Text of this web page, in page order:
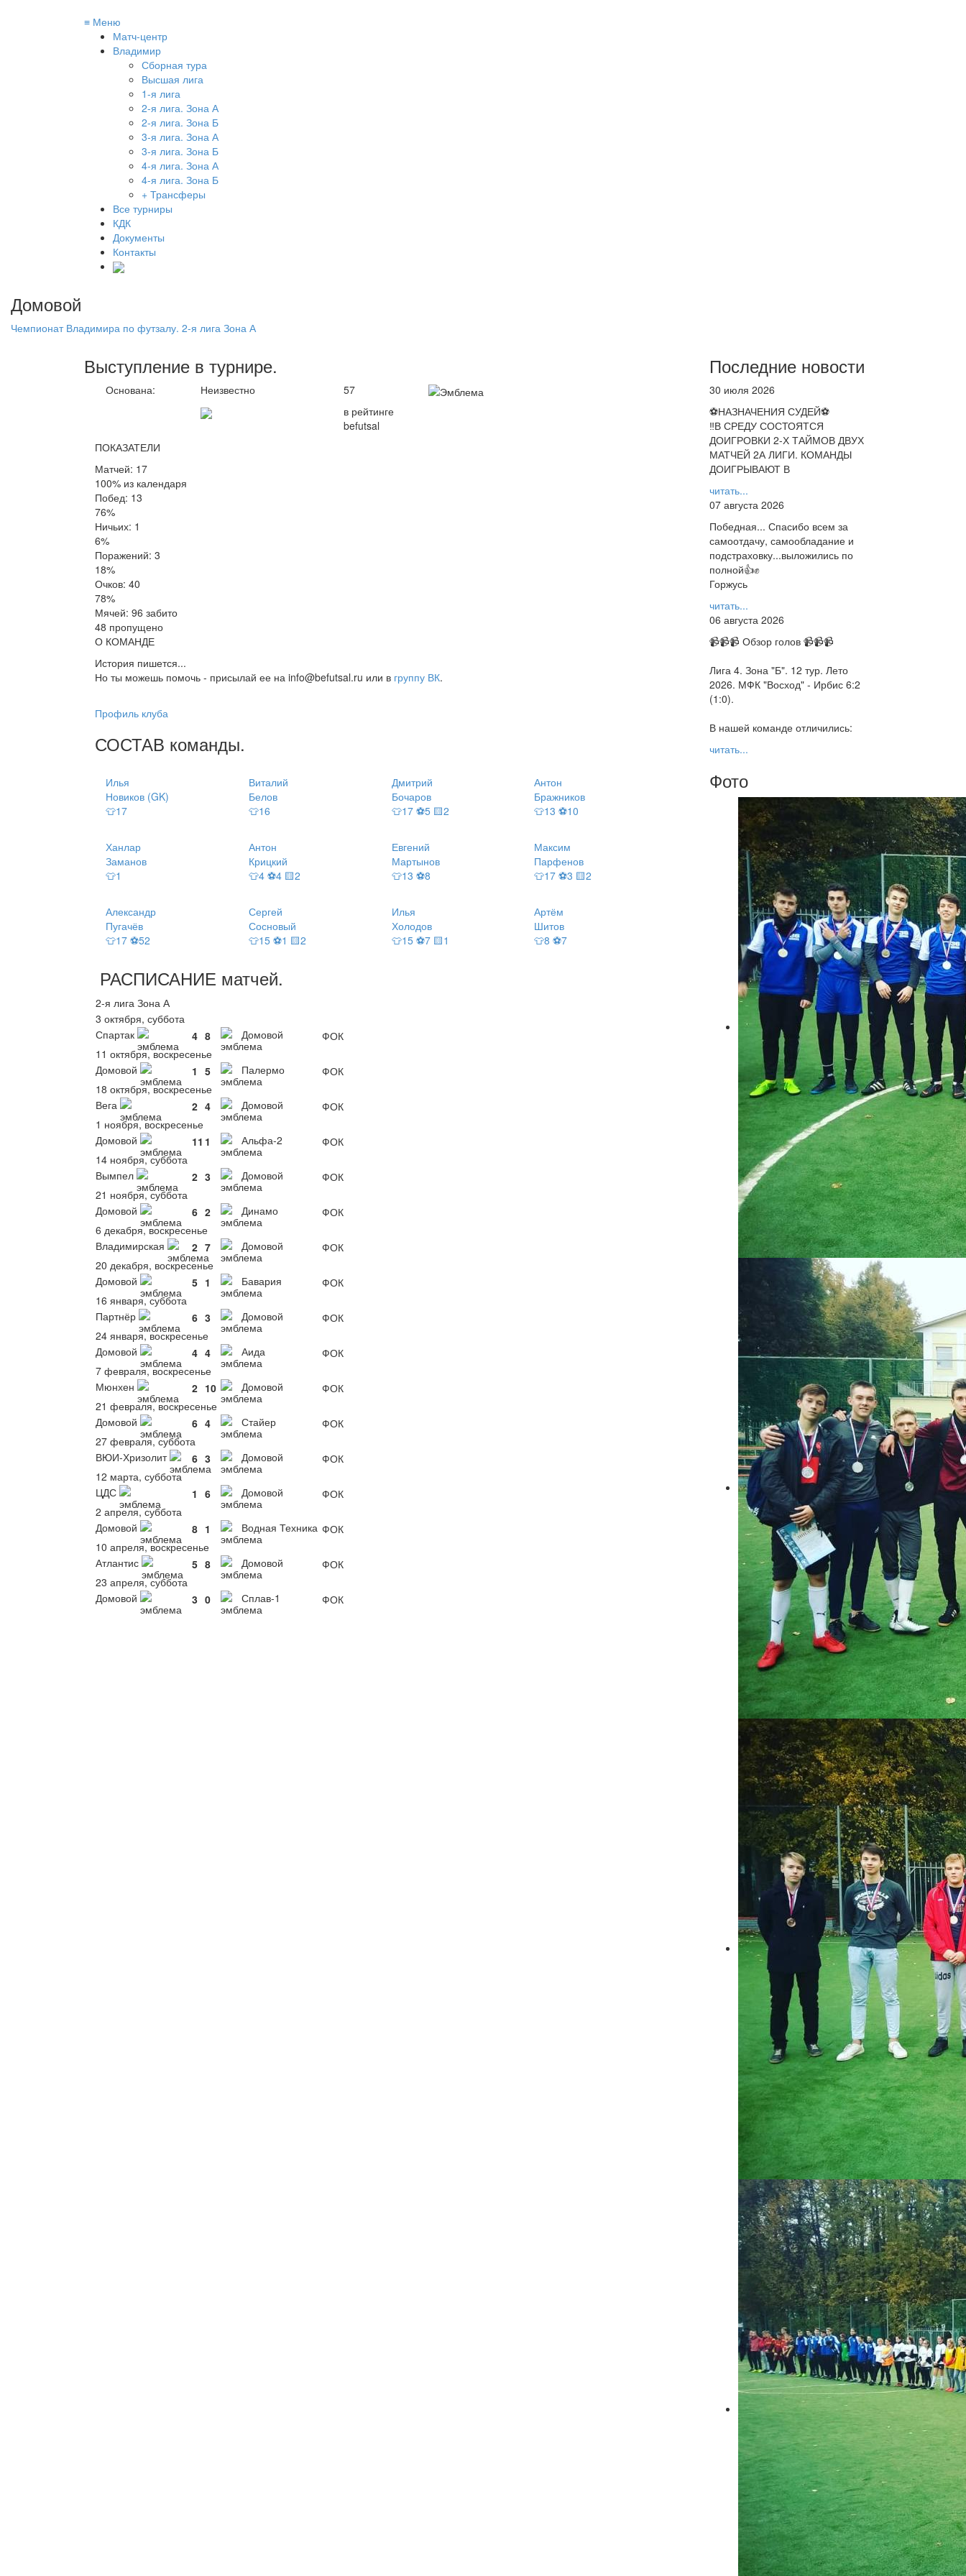
≡ Меню
Матч-центр
Владимир
Сборная тура
Высшая лига
1-я лига
2-я лига. Зона А
2-я лига. Зона Б
3-я лига. Зона А
3-я лига. Зона Б
4-я лига. Зона А
4-я лига. Зона Б
+ Трансферы
Все турниры
КДК
Документы
Контакты
Домовой
Чемпионат Владимира по футзалу. 2-я лига Зона А
Выступление в турнире.
Основана: Неизвестно
57
в рейтинге
befutsal
ПОКАЗАТЕЛИ
Матчей: 17
100% из календаря
Побед: 13
76%
Ничьих: 1
6%
Поражений: 3
18%
Очков: 40
78%
Мячей: 96 забито
48 пропущено
О КОМАНДЕ
История пишется...
Но ты можешь помочь - присылай ее на info@befutsal.ru или в группу ВК.
Профиль клуба
СОСТАВ команды.
Илья
Новиков (GK)
👕17
Виталий
Белов
👕16
Дмитрий
Бочаров
👕17 ⚽5 🟨2
Антон
Бражников
👕13 ⚽10
Ханлар
Заманов
👕1
Антон
Крицкий
👕4 ⚽4 🟨2
Евгений
Мартынов
👕13 ⚽8
Максим
Парфенов
👕17 ⚽3 🟨2
Александр
Пугачёв
👕17 ⚽52
Сергей
Сосновый
👕15 ⚽1 🟨2
Илья
Холодов
👕15 ⚽7 🟨1
Артём
Шитов
👕8 ⚽7
РАСПИСАНИЕ матчей.
2-я лига Зона А
3 октября, суббота
Спартак
4 8 Домовой
ФОК
11 октября, воскресенье
Домовой
1 5 Палермо
ФОК
18 октября, воскресенье
Вега
2 4 Домовой
ФОК
1 ноября, воскресенье
Домовой
11 1 Альфа-2
ФОК
14 ноября, суббота
Вымпел
2 3 Домовой
ФОК
21 ноября, суббота
Домовой
6 2 Динамо
ФОК
6 декабря, воскресенье
Владимирская
2 7 Домовой
ФОК
20 декабря, воскресенье
Домовой
5 1 Бавария
ФОК
16 января, суббота
Партнёр
6 3 Домовой
ФОК
24 января, воскресенье
Домовой
4 4 Аида
ФОК
7 февраля, воскресенье
Мюнхен
2 10 Домовой
ФОК
21 февраля, воскресенье
Домовой
6 4 Стайер
ФОК
27 февраля, суббота
ВЮИ-Хризолит
6 3 Домовой
ФОК
12 марта, суббота
ЦДС
1 6 Домовой
ФОК
2 апреля, суббота
Домовой
8 1 Водная Техника ФОК
10 апреля, воскресенье
Атлантис
5 8 Домовой
ФОК
23 апреля, суббота
Домовой
3 0 Сплав-1 ФОК
Последние новости
30 июля 2026
⚽НАЗНАЧЕНИЯ СУДЕЙ⚽
‼В СРЕДУ СОСТОЯТСЯ
ДОИГРОВКИ 2-Х ТАЙМОВ ДВУХ
МАТЧЕЙ 2А ЛИГИ. КОМАНДЫ
ДОИГРЫВАЮТ В
читать...
07 августа 2026
Победная... Спасибо всем за
самоотдачу, самообладание и
подстраховку...выложились по
полной👍✊
Горжусь
читать...
06 августа 2026
📹📹📹 Обзор голов 📹📹📹
Лига 4. Зона "Б". 12 тур. Лето
2026. МФК "Восход" - Ирбис 6:2
(1:0).
В нашей команде отличились:
читать...
Фото